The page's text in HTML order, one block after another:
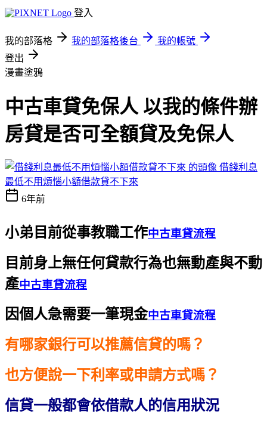
登入
我的部落格 我的部落格後台
我的帳號
登出
漫畫塗鴉
中古車貸免保人 以我的條件辦
房貸是否可全額貸及免保人
借錢利息
最低不用煩惱小額借款貸不下來
6年前
小弟目前從事教職工作中古車貸流程
目前身上無任何貸款行為也無動產與不動
產中古車貸流程
因個人急需要一筆現金中古車貸流程
有哪家銀行可以推薦信貸的嗎？
也方便說一下利率或申請方式嗎？
信貸一般都會依借款人的信用狀況